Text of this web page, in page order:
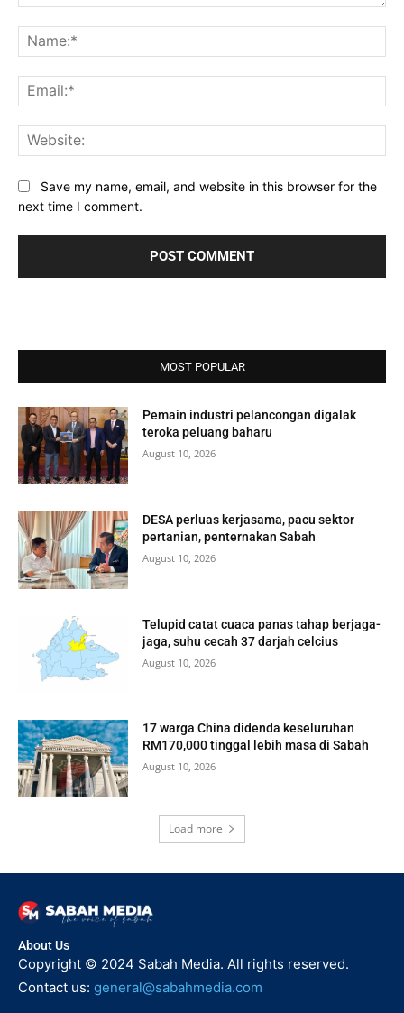
Save my name, email, and website in this browser for the
next time I comment.
MOST POPULAR
Pemain industri pelancongan digalak
teroka peluang baharu
August 10, 2026
DESA perluas kerjasama, pacu sektor
pertanian, penternakan Sabah
August 10, 2026
Telupid catat cuaca panas tahap berjaga-
jaga, suhu cecah 37 darjah celcius
August 10, 2026
17 warga China didenda keseluruhan
RM170,000 tinggal lebih masa di Sabah
August 10, 2026
Load more
About Us
Copyright © 2024 Sabah Media. All rights reserved.
Contact us: general@sabahmedia.com